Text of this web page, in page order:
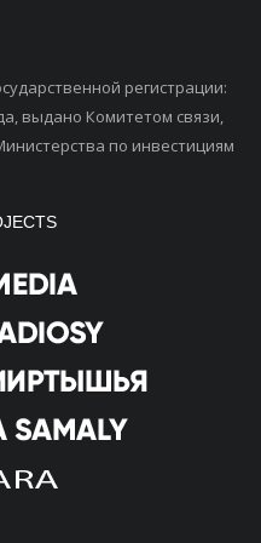
регистрации:
выдано Комитетом связи,
по инвестициям